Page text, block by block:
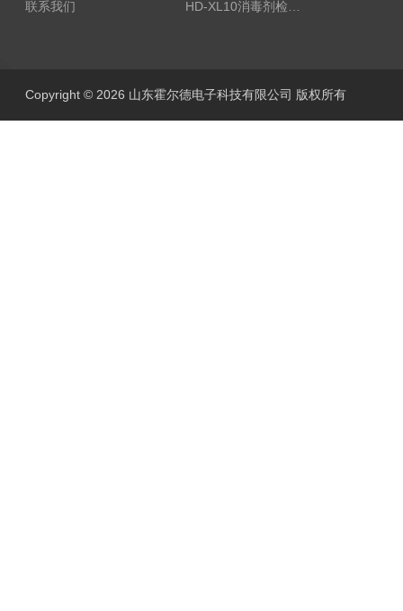
联系我们
Copyright © 2026 山东霍尔德电子科技有限公司 版权所有